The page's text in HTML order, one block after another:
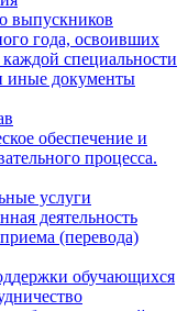
выпускников
года, освоивших
специальности
иные документы
обеспечение и
процесса.
услуги
деятельность
(перевода)
обучающихся